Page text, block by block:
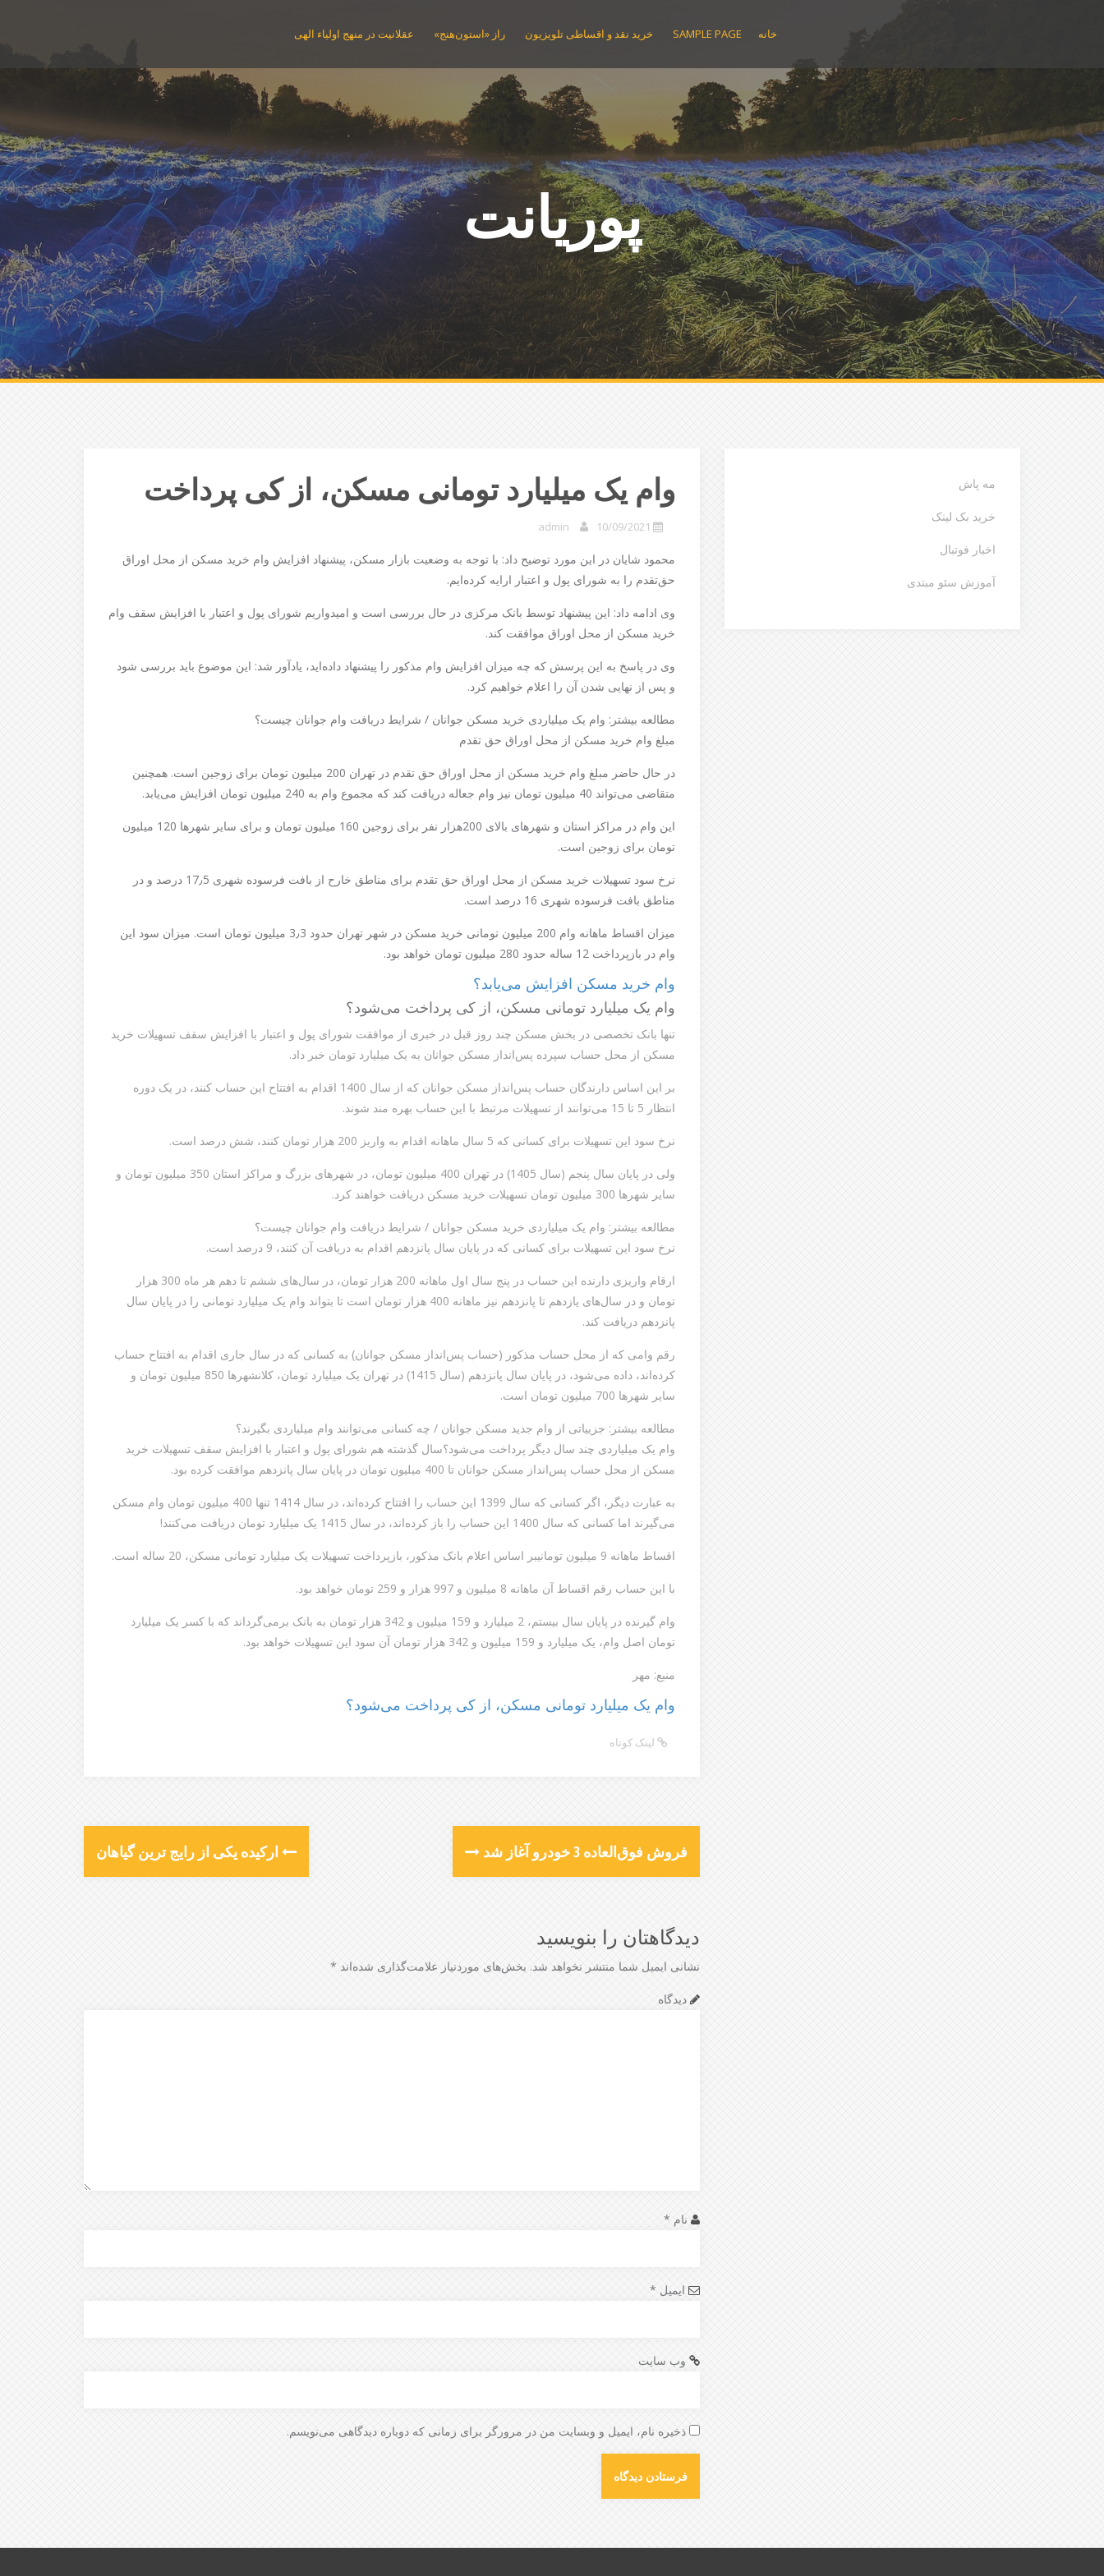
ح
ت
و
ا
خانه SAMPLE PAGE خرید نقد و اقساطی تلویزیون راز «استون‌هنج» عقلانیت در منهج اولیاء الهی
پوریانت
وام یک میلیارد تومانی مسکن، از کی پرداخت
10/09/2021
admin
محمود شایان در این مورد توضیح داد: با توجه به وضعیت بازار مسکن، پیشنهاد افزایش وام خرید مسکن از محل اوراق
حق‌تقدم را به شورای پول و اعتبار ارايه کرده‌ایم.
وی ادامه داد: این پیشنهاد توسط بانک مرکزی در حال بررسی است و امیدواریم شورای پول و اعتبار با افزایش سقف وام
خرید مسکن از محل اوراق موافقت کند.
وی در پاسخ به این پرسش که چه میزان افزایش وام مذکور را پیشنهاد داده‌اید، یادآور شد: این موضوع باید بررسی شود
و پس از نهایی شدن آن را اعلام خواهیم کرد.
مطالعه بیشتر: وام یک میلیاردی خرید مسکن جوانان / شرایط دریافت وام جوانان چیست؟
مبلغ وام خرید مسکن از محل اوراق حق تقدم
در حال حاضر مبلغ وام خرید مسکن از محل اوراق حق تقدم در تهران 200 میلیون تومان برای زوجین است. همچنین
متقاضی می‌تواند 40 میلیون تومان نیز وام جعاله دریافت کند که مجموع وام به 240 میلیون تومان افزایش می‌یابد.
این وام در مراکز استان و شهرهای بالای 200هزار نفر برای زوجین 160 میلیون تومان و برای سایر شهرها 120 میلیون
تومان برای زوجین است.
نرخ سود تسهیلات خرید مسکن از محل اوراق حق تقدم برای مناطق خارح از بافت فرسوده شهری 17٫5 درصد و در
مناطق بافت فرسوده شهری 16 درصد است.
میزان اقساط ماهانه وام 200 میلیون تومانی خرید مسکن در شهر تهران حدود 3٫3 میلیون تومان است. میزان سود این
وام در بازپرداخت 12 ساله حدود 280 میلیون تومان خواهد بود.
وام خرید مسکن افزایش می‌یابد؟
وام یک میلیارد تومانی مسکن، از کی پرداخت می‌شود؟
تنها بانک تخصصی در بخش مسکن چند روز قبل در خبری از موافقت شورای پول و اعتبار با افزایش سقف تسهیلات خرید
مسکن از محل حساب سپرده پس‌انداز مسکن جوانان به یک میلیارد تومان خبر داد.
بر این اساس دارندگان حساب پس‌انداز مسکن جوانان که از سال 1400 اقدام به افتتاح این حساب کنند، در یک دوره
انتظار 5 تا 15 می‌توانند از تسهیلات مرتبط با این حساب بهره مند شوند.
نرخ سود این تسهیلات برای کسانی که 5 سال ماهانه اقدام به واریز 200 هزار تومان کنند، شش درصد است.
ولی در پایان سال پنجم (سال 1405) در تهران 400 میلیون تومان، در شهرهای بزرگ و مراکز استان 350 میلیون تومان و
سایر شهرها 300 میلیون تومان تسهیلات خرید مسکن دریافت خواهند کرد.
مطالعه بیشتر: وام یک میلیاردی خرید مسکن جوانان / شرایط دریافت وام جوانان چیست؟
نرخ سود این تسهیلات برای کسانی که در پایان سال پانزدهم اقدام به دریافت آن کنند، 9 درصد است.
ارقام واریزی دارنده این حساب در پنج سال اول ماهانه 200 هزار تومان، در سال‌های ششم تا دهم هر ماه 300 هزار
تومان و در سال‌های یازدهم تا پانزدهم نیز ماهانه 400 هزار تومان است تا بتواند وام یک میلیارد تومانی را در پایان سال
پانزدهم دریافت کند.
رقم وامی که از محل حساب مذکور (حساب پس‌انداز مسکن جوانان) به کسانی که در سال جاری اقدام به افتتاح حساب
کرده‌اند، داده می‌شود، در پایان سال پانزدهم (سال 1415) در تهران یک میلیارد تومان، کلانشهرها 850 میلیون تومان و
سایر شهرها 700 میلیون تومان است.
مطالعه بیشتر: جزيیاتی از وام جدید مسکن جوانان / چه کسانی می‌توانند وام میلیاردی بگیرند؟
وام یک میلیاردی چند سال دیگر پرداخت می‌شود؟سال گذشته هم شورای پول و اعتبار با افزایش سقف تسهیلات خرید
مسکن از محل حساب پس‌انداز مسکن جوانان تا 400 میلیون تومان در پایان سال پانزدهم موافقت کرده بود.
به عبارت دیگر، اگر کسانی که سال 1399 این حساب را افتتاح کرده‌اند، در سال 1414 تنها 400 میلیون تومان وام مسکن
می‌گیرند اما کسانی که سال 1400 این حساب را باز کرده‌اند، در سال 1415 یک میلیارد تومان دریافت می‌کنند!
اقساط ماهانه 9 میلیون تومانیبر اساس اعلام بانک مذکور، بازپرداخت تسهیلات یک میلیارد تومانی مسکن، 20 ساله است.
با این حساب رقم اقساط آن ماهانه 8 میلیون و 997 هزار و 259 تومان خواهد بود.
وام گیرنده در پایان سال بیستم، 2 میلیارد و 159 میلیون و 342 هزار تومان به بانک برمی‌گرداند که با کسر یک میلیارد
تومان اصل وام، یک میلیارد و 159 میلیون و 342 هزار تومان آن سود این تسهیلات خواهد بود.
منبع: مهر
وام یک میلیارد تومانی مسکن، از کی پرداخت می‌شود؟
لینک کوتاه
ارکیده یکی از رایج ترین گیاهان فروش فوق‌العاده 3 خودرو آغاز شد
دیدگاهتان را بنویسید
نشانی ایمیل شما منتشر نخواهد شد. بخش‌های موردنیاز علامت‌گذاری شده‌اند *
دیدگاه
نام *
ایمیل *
وب‌ سایت
ذخیره نام، ایمیل و وبسایت من در مرورگر برای زمانی که دوباره دیدگاهی می‌نویسم.
مه پاش
خرید بک لینک
اخبار فوتبال
آموزش سئو مبتدی